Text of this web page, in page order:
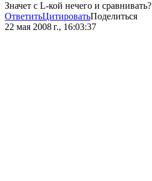
Значет с L-кой нечего и сравнивать?
ОтветитьЦитироватьПоделиться
22 мая 2008 г., 16:03:37